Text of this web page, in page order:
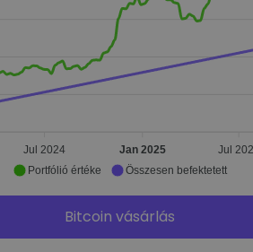
Jul 2024 Jan 2025 Jul
Portfólió értéke Összesen befektetett
Bitcoin vásárlás